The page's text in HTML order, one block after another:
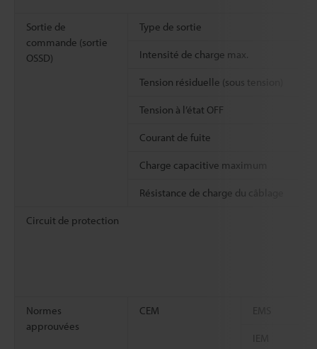
Sortie de
commande (sortie
OSSD)
Type de sortie
Intensité de charge max.
Tension résiduelle (sous tension)
Tension à l’état OFF
Courant de fuite
Charge capacitive maximum
Résistance de charge du câblage
Circuit de protection
Normes
approuvées
CEM